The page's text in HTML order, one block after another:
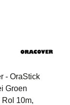
- OraStick
Groen
Rol 10m,